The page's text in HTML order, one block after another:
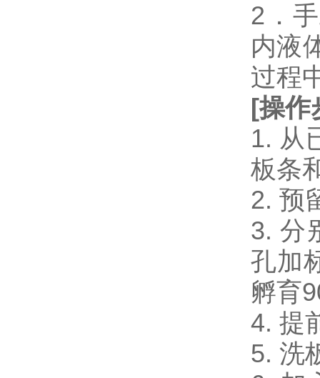
2．
内液
过程
[操作
1. 从
板条
2. 预
3. 分
孔加
孵育
4. 提
5. 洗